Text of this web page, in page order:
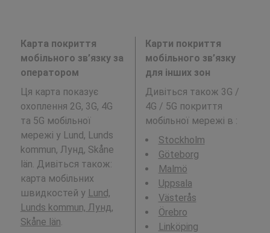
Карта покриття
мобільного зв’язку за
оператором
Ця карта показує
охоплення 2G, 3G, 4G
та 5G мобільної
мережі у Lund, Lunds
kommun, Лунд, Skåne
län. Дивіться також:
карта мобільних
швидкостей у Lund,
Lunds kommun, Лунд,
Skåne län
Карти покриття
мобільного зв’язку
для інших зон
Дивіться також 3G /
4G / 5G покриття
мобільної мережі в :
Stockholm
Göteborg
Malmö
Uppsala
Västerås
Örebro
Linköping